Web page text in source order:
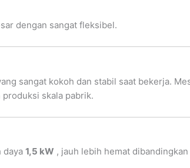
dengan sangat fleksibel.
sangat kokoh dan stabil saat bekerja.
skala pabrik.
daya1,5 kW , jauh lebih hemat